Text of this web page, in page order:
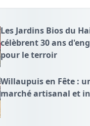
Les Jardins Bios du
célèbrent 30 ans
pour le terroir
Willaupuis en Fête :
marché artisanal et